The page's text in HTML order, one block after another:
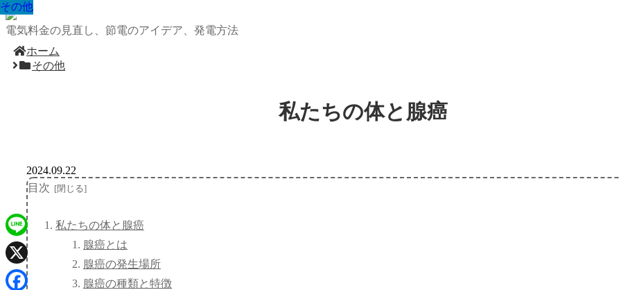
電気料金の見直し、節電のアイデア、発電方法
ホーム
その他
私たちの体と腺癌
その他
2024.09.22
目次
私たちの体と腺癌
腺癌とは
腺癌の発生場所
腺癌の種類と特徴
その他
その他
その他
その他
その他
その他
その他
その他
Line
X